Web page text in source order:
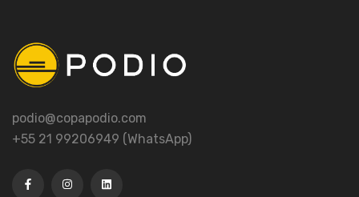
podio@copapodio.com
+55 21 99206949 (WhatsApp)